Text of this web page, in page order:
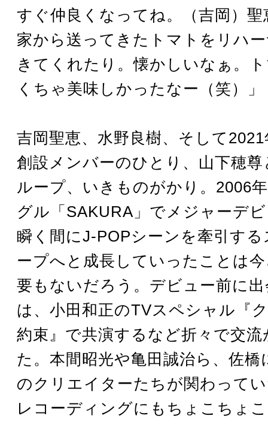
すぐ仲良くなってね。（吉岡）
家から送ってきたトマトをリハ
きてくれたり。懐かしいなぁ。
くちゃ美味しかったなー（笑）」
吉岡聖恵、水野良樹、そして
創設メンバーのひとり、山下穂
ループ、いきものがかり。2006
グル「SAKURA」でメジャーデ
瞬く間にJ-POPシーンを牽引す
ープへと成長していったことは
要もないだろう。デビュー前に
は、小田和正のTVスペシャル『
約束』で共演するなど折々で交
た。本間昭光や亀田誠治ら、佐橋
のクリエイターたちが関わって
レコーディングにもちょこちょ